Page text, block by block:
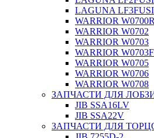
LAGUNA
WARRIOR W0700R
WARRIOR W0702
WARRIOR W0703
WARRIOR W0703F
WARRIOR W0705
WARRIOR W0706
WARRIOR W0708
ЗАПЧАСТИ ДЛЯ
JIB SSA16LV
JIB SSA22V
ЗАПЧАСТИ ДЛЯ